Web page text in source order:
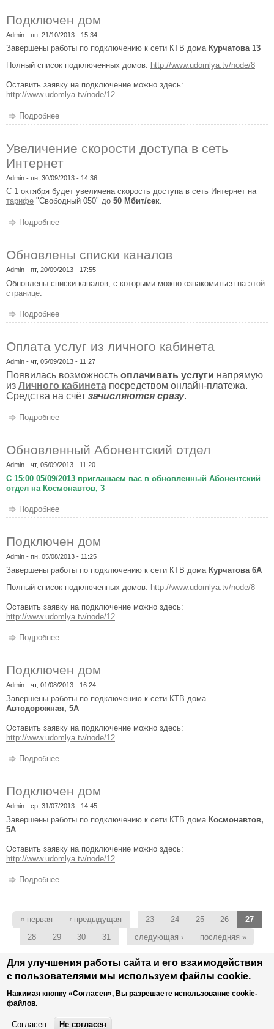
Подключен дом
Admin - пн, 21/10/2013 - 15:34
Завершены работы по подключению к сети КТВ дома Курчатова 13
Полный список подключенных домов: http://www.udomlya.tv/node/8
Оставить заявку на подключение можно здесь:
http://www.udomlya.tv/node/12
Подробнее
Увеличение скорости доступа в сеть
Интернет
Admin - пн, 30/09/2013 - 14:36
С 1 октября будет увеличена скорость доступа в сеть Интернет на
тарифе "Свободный 050" до 50 Мбит/сек.
Подробнее
Обновлены списки каналов
Admin - пт, 20/09/2013 - 17:55
Обновлены списки каналов, с которыми можно ознакомиться на этой
странице
Подробнее
Оплата услуг из личного кабинета
Admin - чт, 05/09/2013 - 11:27
Появилась возможность оплачивать услуги напрямую
из Личного кабинета посредством онлайн-платежа.
Средства на счёт зачисляются сразу.
Подробнее
Обновленный Абонентский отдел
Admin - чт, 05/09/2013 - 11:20
С 15:00 05/09/2013 приглашаем вас в обновленный Абонентский
отдел на Космонавтов, 3
Подробнее
Подключен дом
Admin - пн, 05/08/2013 - 11:25
Завершены работы по подключению к сети КТВ дома Курчатова 6А
Полный список подключенных домов: http://www.udomlya.tv/node/8
Оставить заявку на подключение можно здесь:
http://www.udomlya.tv/node/12
Подробнее
Подключен дом
Admin - чт, 01/08/2013 - 16:24
Завершены работы по подключению к сети КТВ дома
Автодорожная, 5А
Оставить заявку на подключение можно здесь:
http://www.udomlya.tv/node/12
Подробнее
Подключен дом
Admin - ср, 31/07/2013 - 14:45
Завершены работы по подключению к сети КТВ дома Космонавтов,
5А
Оставить заявку на подключение можно здесь:
http://www.udomlya.tv/node/12
Подробнее
Страницы
« первая ‹ предыдущая … 23 24 25 26
27
28
29 30 31 следующая › последняя »
Главное меню
Главная Услуги Тарифы Подключить Оплатить
Настройки
Интернет
Домофон О нас
Для улучшения работы сайта и его взаимодействия
с пользователями мы используем файлы cookie.
Нажимая кнопку «Согласен», Вы разрешаете использование cookie-
файлов.
Согласен Не согласен